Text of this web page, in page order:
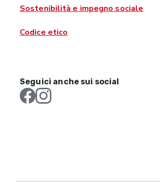
Sostenibilità e impegno sociale
Codice etico
Seguici anche sui social